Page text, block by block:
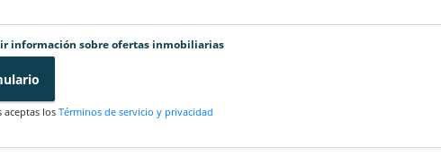
información sobre ofertas inmobiliarias
aceptas losTérminos de servicio y privacidad